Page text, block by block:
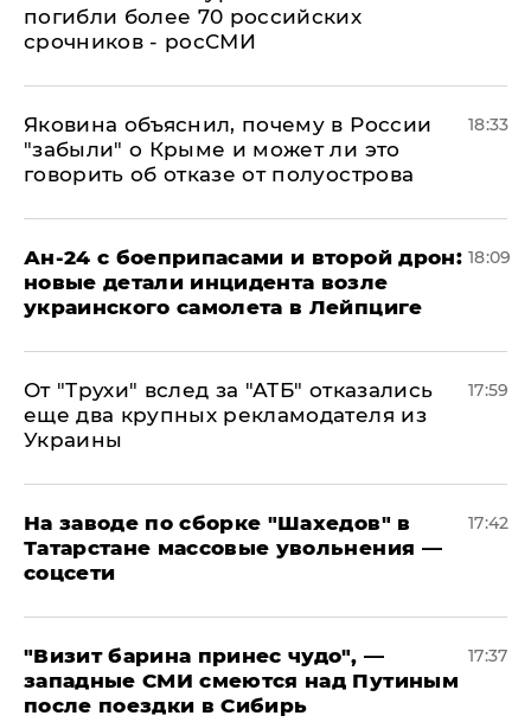
погибли более 70 российских
срочников - росСМИ
Яковина объяснил, почему в России
"забыли" о Крыме и может ли это
говорить об отказе от полуострова
18:33
Ан-24 с боеприпасами и второй дрон:
новые детали инцидента возле
украинского самолета в Лейпциге
18:09
От "Трухи" вслед за "АТБ" отказались
еще два крупных рекламодателя из
Украины
17:59
На заводе по сборке "Шахедов" в
Татарстане массовые увольнения —
соцсети
17:42
"Визит барина принес чудо", —
западные СМИ смеются над Путиным
после поездки в Сибирь
17:37